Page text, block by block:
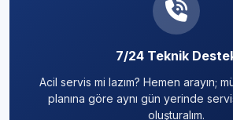
7/24 Teknik
Acil servis mi lazım? Hemen arayın;
planına göre aynı gün yerinde
oluşturalım.